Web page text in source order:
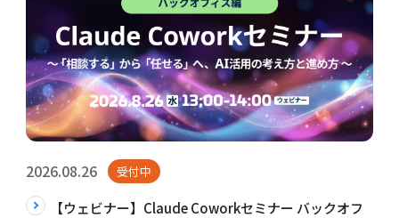
2026.08.26 受付中
【ウェビナー】Claude Coworkセミナー バックオフ